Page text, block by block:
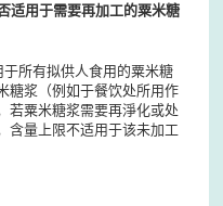
适用于需要再加工的粟米糖
于所有拟供人食用的粟米糖
糖浆（例如于餐饮处所用作
若粟米糖浆需要再淨化或处
含量上限不适用于该未加工